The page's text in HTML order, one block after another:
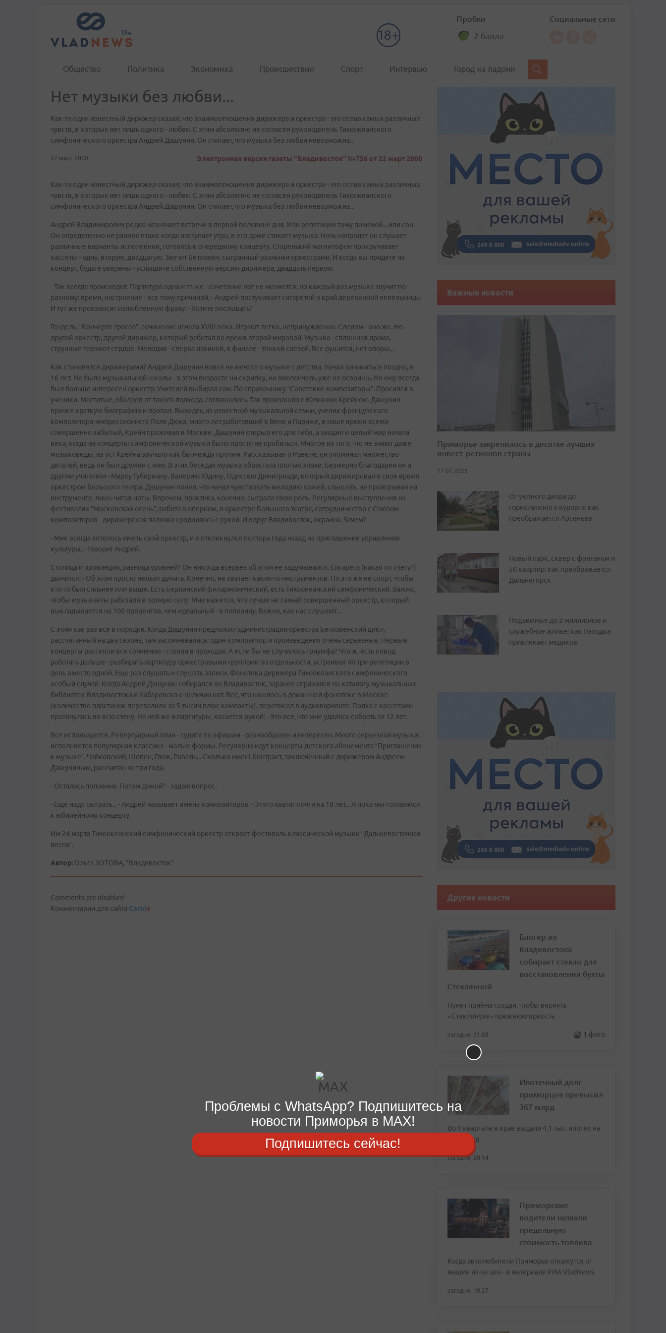
Пробки
2 балла
Социальные сети
Общество Политика Экономика Происшествия Спорт Интервью Город на ладони
Нет музыки без любви...
Как-то один известный дирижер сказал, что взаимоотношения дирижера и оркестра - это сплав самых различных
чувств, в которых нет лишь одного - любви. С этим абсолютно не согласен руководитель Тихоокеанского
симфонического оркестра Андрей Дашунин. Он считает, что музыка без любви невозможна...
22 март 2000 Электронная версия газеты "Владивосток" №756 от 22 март 2000
Как-то один известный дирижер сказал, что взаимоотношения дирижера и оркестра - это сплав самых различных
чувств, в которых нет лишь одного - любви. С этим абсолютно не согласен руководитель Тихоокеанского
симфонического оркестра Андрей Дашунин. Он считает, что музыка без любви невозможна...
Андрей Владимирович редко назначает встречи в первой половине дня. Или репетиции тому помехой... или сон.
Он определенно не ранняя птаха: когда наступает утро, в его доме стихает музыка. Ночь напролет он слушает
различные варианты исполнения, готовясь к очередному концерту. Старенький магнитофон прокручивает
кассеты - одну, вторую, двадцатую. Звучит Бетховен, сыгранный разными оркестрами. И когда вы придете на
концерт, будьте уверены - услышите собственную версию дирижера, двадцать первую.
- Так всегда происходит. Партитура одна и та же - сочетание нот не меняется, но каждый раз музыка звучит по-
разному: время, настроение - все тому причиной, - Андрей постукивает сигаретой о край деревянной пепельницы.
И тут же произносит излюбленную фразу: - Хотите послушать?
Гендель, “Кончерте гроссо”, сочинение начала XVIII века. Играют легко, непринужденно. Следом - оно же. Но
другой оркестр, другой дирижер, который работал во время второй мировой. Музыка - сплошная драма,
струнные терзают сердце. Мелодия - сперва лавиной, в финале - тонкой слезой. Все рушится, нет опоры...
Как становятся дирижерами? Андрей Дашунин вовсе не мечтал о музыке с детства. Начал заниматься поздно, в
16 лет. Не было музыкальной школы - в этом возрасте ни скрипку, ни виолончель уже не освоишь. Но ему всегда
был больше интересен оркестр. Учителей выбирал сам. По справочнику “Советские композиторы”. Просился в
ученики. Маститые, обалдев от такого подхода, соглашались. Так произошло с Юлианом Крейном. Дашунин
прочел краткую биографию и пропал. Выходец из известной музыкальной семьи, ученик французского
композитора-импрессиониста Поля Дюка, много лет работавший в Вене и Париже, в наше время всеми
совершенно забытый, Крейн проживал в Москве. Дашунин открыл его для себя, а заодно и целый мир начала
века, когда на концерты симфонической музыки было просто не пробиться. Многое из того, что не знают даже
музыковеды, из уст Крейна звучало как бы между прочим. Рассказывая о Равеле, он упоминал множество
деталей, ведь он был дружен с ним. В этих беседах музыка обрастала плотью эпохи. Безмерно благодарен он и
другим учителям - Марку Губерману, Валерию Юдину, Одиссею Димитриади, который дирижировал в свое время
оркестром Большого театра. Дашунин понял, что начал чувствовать мелодию кожей, слышать, не проигрывая на
инструменте, лишь читая ноты. Впрочем, практика, конечно, сыграла свою роль. Регулярные выступления на
фестивалях “Московская осень”, работа в оперном, в оркестре Большого театра, сотрудничество с Союзом
композиторов - дирижерская палочка сроднилась с рукой. И вдруг Владивосток, окраина. Зачем?
- Мне всегда хотелось иметь свой оркестр, и я откликнулся полтора года назад на приглашение управления
культуры, - говорит Андрей.
Столица и провинция, разница уровней? Он никогда всерьез об этом не задумывался. Сигарета (какая по счету?)
дымится: - Об этом просто нельзя думать. Конечно, не хватает каких-то инструментов. Но это же не спорт, чтобы
кто-то был сильнее или выше. Есть Берлинский филармонический, есть Тихоокеанский симфонический. Важно,
чтобы музыканты работали в полную силу. Мне кажется, что лучше не самый совершенный оркестр, который
выкладывается на 100 процентов, чем идеальный - в половину. Важно, как нас слушают...
С этим как раз все в порядке. Когда Дашунин предложил администрации оркестра Бетховенский цикл,
рассчитанный на два сезона, там засомневались: один композитор и произведения очень серьезные. Первые
концерты рассеяли все сомнения - стояли в проходах. А если бы не случилось триумфа? Что ж, есть повод
работать дальше - разбирать партитуру оркестровыми группами по отдельности, устраивая по три репетиции в
день вместо одной. Еще раз слушать и слушать записи. Фонотека дирижера Тихоокеанского симфонического -
особый случай. Когда Андрей Дашунин собирался во Владивосток, заранее справился по каталогу музыкальных
библиотек Владивостока и Хабаровска о наличии нот. Все, что нашлось в домашней фонотеке в Москве
(количество пластинок перевалило за 5 тысяч плюс компакты), переписал в аудиоварианте. Полка с кассетами
протянулась во всю стену. На ней же и партитуры, касается рукой: - Это все, что мне удалось собрать за 12 лет.
Все используется. Репертуарный план - судите по афишам - разнообразен и интересен. Много серьезной музыки,
исполняется популярная классика - малые формы. Регулярно идут концерты детского абонемента “Приглашение
к музыке”. Чайковский, Шопен, Глюк, Равель... Сколько имен! Контракт, заключенный с дирижером Андреем
Дашуниным, рассчитан на три года.
- Осталась половина. Потом домой? - задаю вопрос.
- Еще надо сыграть... - Андрей называет имена композиторов. - Этого хватит почти на 10 лет... А пока мы готовимся
к юбилейному концерту.
Им 24 марта Тихоокеанский симфонический оркестр откроет фестиваль классической музыки “Дальневосточная
весна”.
Автор: Ольга ЗОТОВА, "Владивосток"
Comments are disabled
Комментарии для сайта Cackle
Важные новости
Приморье закрепилось в десятке лучших
инвест-регионов страны
17.07.2026
От уютного двора до
горнолыжного курорта: как
преображается Арсеньев
Новый парк, сквер с фонтаном и
50 квартир: как преображается
Дальнегорск
Подъемные до 2 миллионов и
служебное жилье: как Находка
привлекает медиков
Другие новости
Блогер из
Владивостока
собирает стекло для
восстановления бухты
Стеклянной
Пункт приёма создан, чтобы вернуть
«Стеклянухе» прежнюю яркость
сегодня, 21:03 1 фото
Ипотечный долг
приморцев превысил
367 млрд
Во II квартале в крае выдали 4,1 тыс. ипотек на
20,8 млрд
сегодня, 20:14
Приморские
водители назвали
предельную
стоимость топлива
Когда автолюбители Приморья откажутся от
машин из-за цен - в материале РИА VladNews
сегодня, 19:27
Проблемы с WhatsApp? Подпишитесь на
новости Приморья в MAX!
Подпишитесь сейчас!